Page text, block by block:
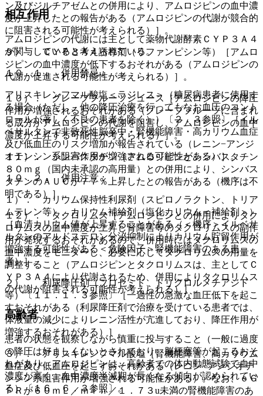
ン及びジルチアゼムとの併用により、アムロジピンの血中濃
度が上昇したとの報告がある（アムロジピンの代謝が競合的
に阻害される可能性が考えられる）］。
９）． ＣＹＰ３Ａ４誘導剤（リファンピシン等）［アムロ
ジピンの血中濃度が低下するおそれがある（アムロジピンの
代謝が促進される可能性が考えられる）］。
１０）． グレープフルーツジュース［アムロジピンの降圧
作用が増強されるおそれがある（グレープフルーツに含まれ
る成分がアムロジピンの代謝を阻害し、アムロジピンの血中
濃度が上昇する可能性が考えられる）］。
１１）． シンバスタチン［アムロジピンとシンバスタチン
８０ｍｇ（国内未承認の高用量）との併用により、シンバス
タチンのＡＵＣが７７％上昇したとの報告がある（機序は不
明である）］。
１２）． タクロリムス［アムロジピンとの併用によりタク
ロリムスの血中濃度が上昇し腎障害等のタクロリムスの副作
用が発現するおそれがあるので、併用時にはタクロリムスの
血中濃度をモニターし、必要に応じてタクロリムスの用量を
調整すること（アムロジピンとタクロリムスは、主としてＣ
ＹＰ３Ａ４により代謝されるため、併用によりタクロリムス
の代謝が阻害される可能性が考えられる）］。
高齢者
患者の状態を観察しながら慎重に投与すること（一般に過度
の降圧は好ましくないとされており、脳梗塞等が起こるおそ
れがあり、アムロジピンは、高齢者での体内動態試験で血中
濃度が高く、血中濃度半減期が長くなる傾向が認められてい
る）〔１６．６．３参照〕。
相互作用
アムロジピンの代謝には主として薬物代謝酵素ＣＹＰ３Ａ４
が関与していると考えられている。
１０．１． 併用禁忌：
アリスキレンフマル酸塩＜ラジレス＞（糖尿病患者に使用す
る場合（ただし、他の降圧治療を行ってもなお血圧のコント
ロールが著しく不良の患者を除く））〔２．３参照〕［イル
ベサルタンで非致死性脳卒中・腎機能障害・高カリウム血症
及び低血圧のリスク増加が報告されている（レニン−アンジ
オテンシン系阻害作用が増強される可能性がある）］。
１０．２． 併用注意：
１）． カリウム保持性利尿剤（スピロノラクトン、トリア
ムテレン等）、カリウム補給剤（塩化カリウム＜補給剤＞）
［血清カリウム値が上昇することがある（＜機序＞イルベサ
ルタンのアルドステロン分泌抑制によりカリウム貯留作用が
増強する可能性がある＜危険因子＞腎機能障害のある患
者）］。
２）． 利尿降圧剤（フロセミド、トリクロルメチアジド
等）〔１１．１．３参照〕［一過性の急激な血圧低下を起こ
すおそれがある（利尿降圧剤で治療を受けている患者では、
体液量の減少によりレニン活性が亢進しており、降圧作用が
増強するおそれがある）］。
３）． アリスキレンフマル酸塩［腎機能障害、高カリウム
血症及び低血圧を起こすおそれがある（レニン−アンジオテ
ンシン系阻害作用が増強される可能性がある）。なお、ｅＧ
ＦＲが６０ｍＬ／ｍｉｎ／１．７３u未満の腎機能障害のあ